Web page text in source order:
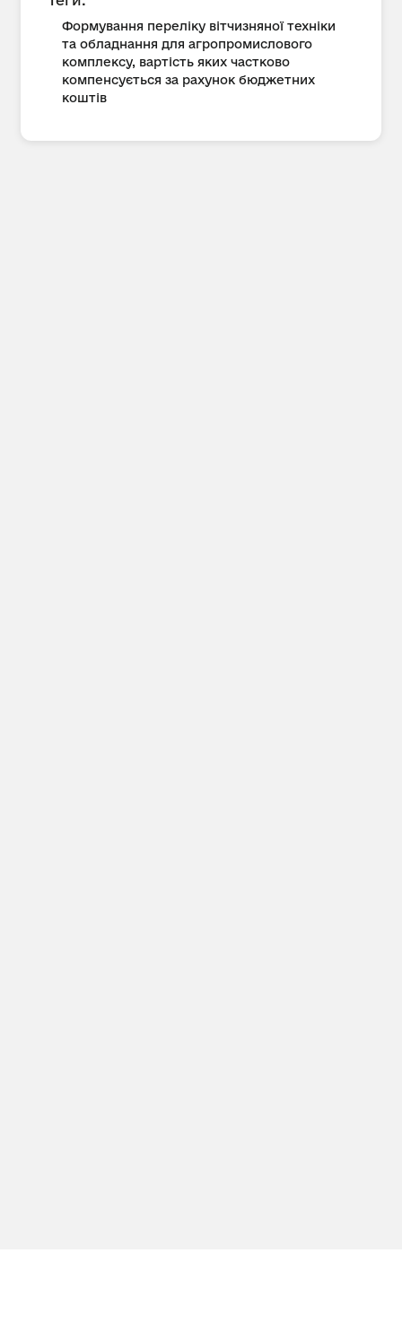
Формування переліку вітчизняної техніки
та обладнання для агропромислового
комплексу, вартість яких частково
компенсується за рахунок бюджетних
коштів